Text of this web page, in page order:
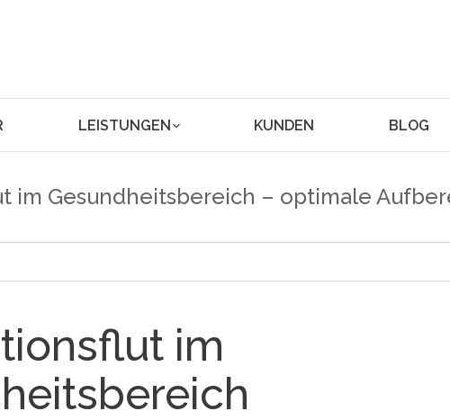
LEISTUNGEN KUNDEN BLOG
im Gesundheitsbereich – optimale
im